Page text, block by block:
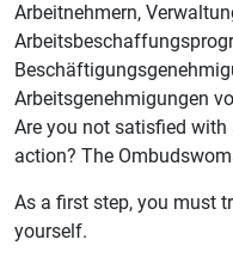
Arbeitnehmern,
Arbeitsgenehmigungen
Are you not satisfied
action? The
As a first step, you must
yourself.